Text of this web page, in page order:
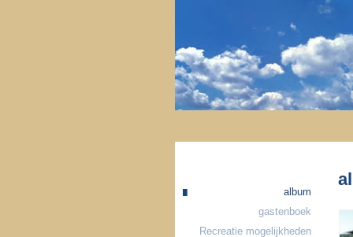
album
gastenboek
Recreatie mogelijkheden